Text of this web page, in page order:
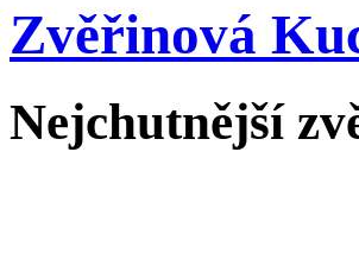
Zvěřinová
Nejchutnější